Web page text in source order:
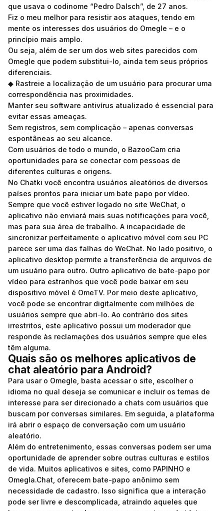
que usava o codinome “Pedro Dalsch”, de 27 anos.
Fiz o meu melhor para resistir aos ataques, tendo em
mente os interesses dos usuários do Omegle – e o
princípio mais amplo.
Ou seja, além de ser um dos web sites parecidos com
Omegle que podem substitui-lo, ainda tem seus próprios
diferenciais.
◆ Rastreie a localização de um usuário para procurar uma
correspondência nas proximidades.
Manter seu software antivírus atualizado é essencial para
evitar essas ameaças.
Sem registros, sem complicação – apenas conversas
espontâneas ao seu alcance.
Com usuários de todo o mundo, o BazooCam cria
oportunidades para se conectar com pessoas de
diferentes culturas e origens.
No Chatki você encontra usuários aleatórios de diversos
países prontos para iniciar um bate papo por vídeo.
Sempre que você estiver logado no site WeChat, o
aplicativo não enviará mais suas notificações para você,
mas para sua área de trabalho. A incapacidade de
sincronizar perfeitamente o aplicativo móvel com seu PC
parece ser uma das falhas do WeChat. No lado positivo, o
aplicativo desktop permite a transferência de arquivos de
um usuário para outro. Outro aplicativo de bate-papo por
vídeo para estranhos que você pode baixar em seu
dispositivo móvel é OmeTV. Por meio deste aplicativo,
você pode se encontrar digitalmente com milhões de
usuários sempre que abri-lo. Ao contrário dos sites
irrestritos, este aplicativo possui um moderador que
responde às reclamações dos usuários sempre que eles
têm alguma.
Quais são os melhores aplicativos de
chat aleatório para Android?
Para usar o Omegle, basta acessar o site, escolher o
idioma no qual deseja se comunicar e incluir os temas de
interesse para ser direcionado a chats com usuários que
buscam por conversas similares. Em seguida, a plataforma
irá abrir o espaço de conversação com um usuário
aleatório.
Além do entretenimento, essas conversas podem ser uma
oportunidade de aprender sobre outras culturas e estilos
de vida. Muitos aplicativos e sites, como PAPINHO e
Omegla.Chat, oferecem bate-papo anônimo sem
necessidade de cadastro. Isso significa que a interação
pode ser livre e descomplicada, atraindo aqueles que